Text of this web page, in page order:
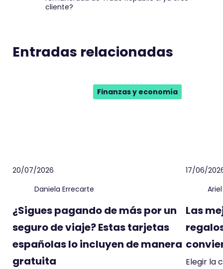
cliente?
Entradas relacionadas
Finanzas y economía
20/07/2026
Daniela Errecarte
¿Sigues pagando de más por un
seguro de viaje? Estas tarjetas
españolas lo incluyen de manera
gratuita
17/06/
Las
Elegir la